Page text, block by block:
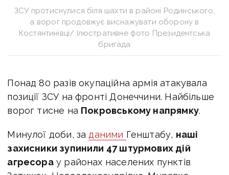
ЗСУ протиснулися біля шахти в районі Родинського,
а ворог продовжує виснажувати оборону в
Костянтинівці/ Ілюстративне фото Президентська
бригада
Понад 80 разів окупаційна армія атакувала
позиції ЗСУ на фронті Донеччини. Найбільше
ворог тисне на Покровському напрямку.
Минулої доби, за даними Генштабу, наші
захисники зупинили 47 штурмових дій
агресорау районах населених пунктів